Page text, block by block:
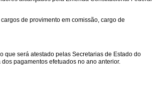
de provimento em comissão, cargo de
que será atestado pelas Secretarias de Estado do
pagamentos efe­tuados no ano anterior.